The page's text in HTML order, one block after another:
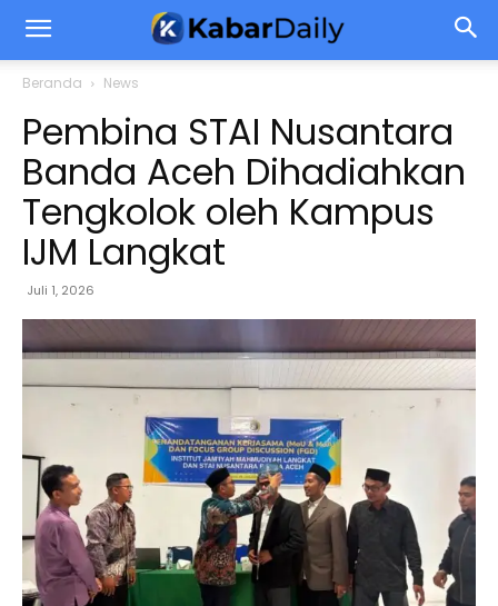
Beranda News
Pembina STAI Nusantara
Banda Aceh Dihadiahkan
Tengkolok oleh Kampus
IJM Langkat
Juli 1, 2026